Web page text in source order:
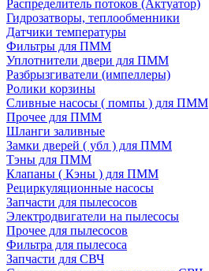
Распределитель потоков (Актуатор)
Гидрозатворы, теплообменники
Датчики температуры
Фильтры для ПММ
Уплотнители двери для ПММ
Разбрызгиватели (импеллеры)
Ролики корзины
Сливные насосы ( помпы ) для ПММ
Прочее для ПММ
Шланги заливные
Замки дверей ( убл ) для ПММ
Тэны для ПММ
Клапаны ( Кэны ) для ПММ
Рециркуляционные насосы
Запчасти для пылесосов
Электродвигатели на пылесосы
Прочее для пылесосов
Фильтра для пылесоса
Запчасти для СВЧ